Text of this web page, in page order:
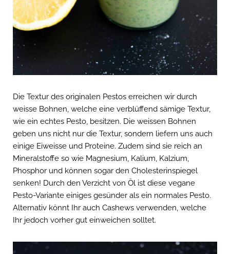
Die Textur des originalen Pestos erreichen wir durch
weisse Bohnen, welche eine verblüffend sämige Textur,
wie ein echtes Pesto, besitzen. Die weissen Bohnen
geben uns nicht nur die Textur, sondern liefern uns auch
einige Eiweisse und Proteine. Zudem sind sie reich an
Mineralstoffe so wie Magnesium, Kalium, Kalzium,
Phosphor und können sogar den Cholesterinspiegel
senken! Durch den Verzicht von Öl ist diese vegane
Pesto-Variante einiges gesünder als ein normales Pesto.
Alternativ könnt Ihr auch Cashews verwenden, welche
Ihr jedoch vorher gut einweichen solltet.